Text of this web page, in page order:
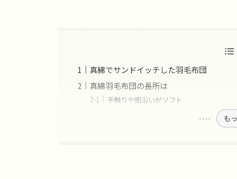
真綿でサンドイッチした羽毛布団
真綿羽毛布団の長所は
手触りや肌沿いがソフト
も